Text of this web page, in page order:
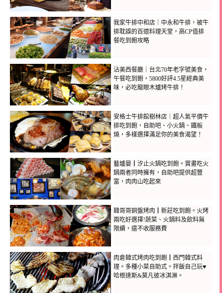
我家牛排中和店｜中永和牛排，被牛
排耽誤的百道料理天堂，高CP值排
餐吃到飽攻略
沾美西餐廳｜台北70年老字號美食，
午餐吃到飽，5800好評4.5星經典美
味，必吃龍眼木爐烤牛排！
安格士牛排館樹林店｜超人氣平價牛
排吃到飽，自助吧、小火鍋、鐵板
燒，多樣選擇滿足你的美食渴望！
藝爐晏┃汐止火鍋吃到飽。賞畫吃火
鍋兩者同時擁有，自助吧提供超豐
富，肉肉山吃起來
韓哥哥銅盤烤肉┃新莊吃到飽。火烤
兩吃好選擇!蔬菜、火鍋料及飲料無
限續，還不收服務費
肉倉韓式烤肉吃到飽┃西門韓式料
理。多種小菜自助式。拌飯自己玩♥
哈根達斯&莫凡彼冰淇淋。